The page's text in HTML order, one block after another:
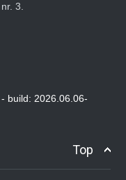
3.
build: 2026.06.06-
Top